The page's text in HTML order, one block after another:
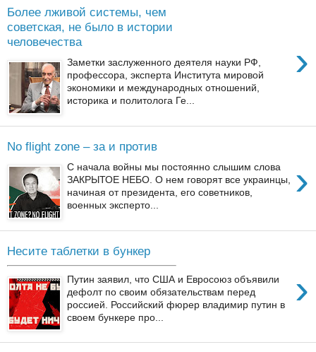
Более лживой системы, чем
советская, не было в истории
человечества
›
Заметки заслуженного деятеля науки РФ,
профессора, эксперта Института мировой
экономики и международных отношений,
историка и политолога Ге...
No flight zone – за и против
›
С начала войны мы постоянно слышим слова
ЗАКРЫТОЕ НЕБО. О нем говорят все украинцы,
начиная от президента, его советников,
военных эксперто...
Несите таблетки в бункер
›
Путин заявил, что США и Евросоюз объявили
дефолт по своим обязательствам перед
россией. Российский фюрер владимир путин в
своем бункере про...